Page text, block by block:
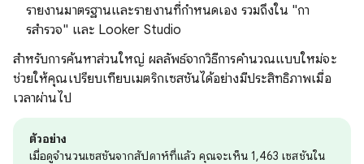
รายงานมาตรฐานและรายงานที่กําหนดเอง รวมถึงใน "กา
รสํารวจ" และ Looker Studio
สําหรับการค้นหาส่วนใหญ่ ผลลัพธ์จากวิธีการคํานวณแบบใหม่จะ
ช่วยให้คุณเปรียบเทียบเมตริกเซสชันได้อย่างมีประสิทธิภาพเมื่อ
เวลาผ่านไป
ตัวอย่าง
เมื่อดูจํานวนเซสชันจากสัปดาห์ที่แล้ว คุณจะเห็น 1,463 เซสชันใน